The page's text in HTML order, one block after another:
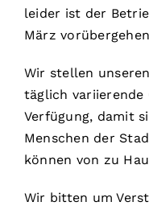
leider ist der
März
Wir stellen
täglich variierende
Verfügung, damit
Menschen der
können von zu
Wir bitten um